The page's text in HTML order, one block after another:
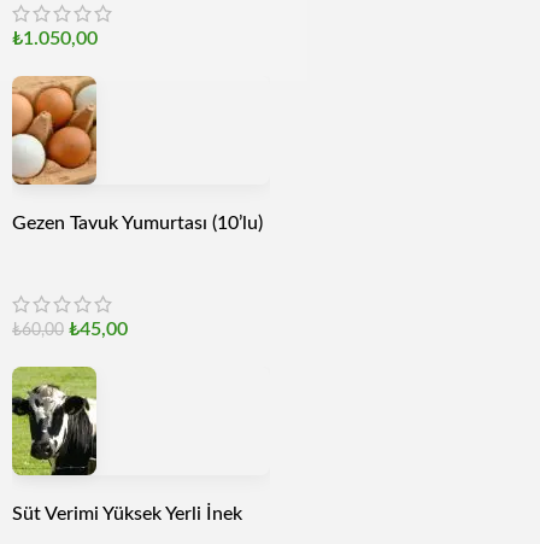
₺1.050,00
Gezen Tavuk Yumurtası (10’lu)
₺60,00 ₺45,00
Süt Verimi Yüksek Yerli İnek